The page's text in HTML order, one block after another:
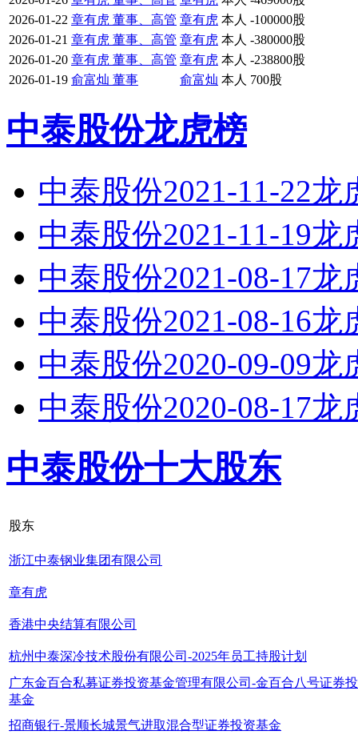
2026-01-22 章有虎 董事、高管 章有虎 本人 -100000股
2026-01-21 章有虎 董事、高管 章有虎 本人 -380000股
2026-01-20 章有虎 董事、高管 章有虎 本人 -238800股
2026-01-19 俞富灿 董事 俞富灿 本人 700股
中泰股份龙虎榜
中泰股份2021-11-22龙
中泰股份2021-11-19龙
中泰股份2021-08-17龙
中泰股份2021-08-16龙
中泰股份2020-09-09龙
中泰股份2020-08-17龙
中泰股份十大股东
股东
浙江中泰钢业集团有限公司
章有虎
香港中央结算有限公司
杭州中泰深冷技术股份有限公司-2025年员工持股计划
广东金百合私募证券投资基金管理有限公司-金百合八号证券
基金
招商银行-景顺长城景气进取混合型证券投资基金